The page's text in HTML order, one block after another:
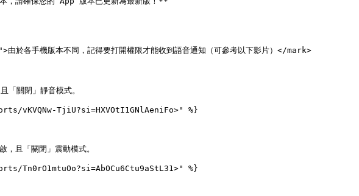
機版本不同，記得要打開權限才能收到語音通知（可參考以下影片）</mark>
「關閉」靜音模式。
vKVQNw-TjiU?si=HXVOtI1GNlAeniFo>" %}
且「關閉」震動模式。
Tn0rO1mtuOo?si=AbOCu6Ctu9aStL31>" %}